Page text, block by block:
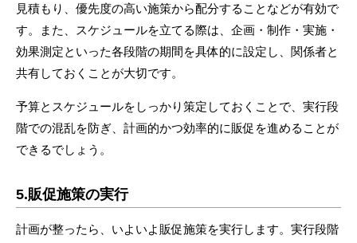
見積もり、優先度の高い施策から配分することなどが有効で
す。また、スケジュールを立てる際は、企画・制作・実施・
効果測定といった各段階の期間を具体的に設定し、関係者と
共有しておくことが大切です。
予算とスケジュールをしっかり策定しておくことで、実行段
階での混乱を防ぎ、計画的かつ効率的に販促を進めることが
できるでしょう。
5.販促施策の実行
計画が整ったら、いよいよ販促施策を実行します。実行段階